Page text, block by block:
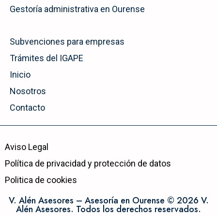
Gestoría administrativa en Ourense
Subvenciones para empresas
Trámites del IGAPE
Inicio
Nosotros
Contacto
Aviso Legal
Política de privacidad y protección de datos
Politica de cookies
V. Alén Asesores – Asesoría en Ourense © 2026 V.
Alén Asesores. Todos los derechos reservados.